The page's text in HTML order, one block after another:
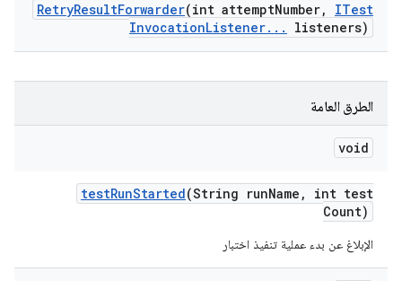
RetryResultForwarder(int attemptNumber,
ITest
InvocationListener. . . listeners)
الطرق العامة
void
testRunStarted(String runName ,
int test
Count)
الإبلاغ عن بدء عملية تنفيذ اختبار